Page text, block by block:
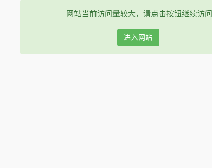
网站当前访问量较大，请点击按钮继续访问